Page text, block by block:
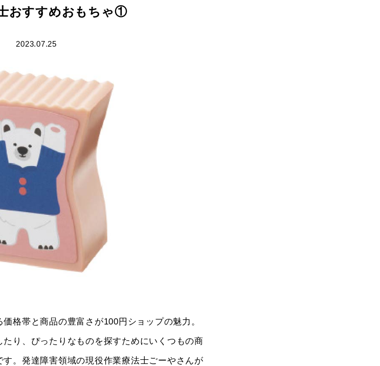
おすすめおもちゃ①
2023.07.25
格帯と商品の豊富さが100円ショップの魅力。
り、ぴったりなものを探すためにいくつもの商
。発達障害領域の現役作業療法士ごーやさんが